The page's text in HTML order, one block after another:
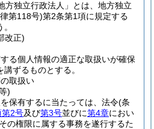
方独立行政法人」とは、地方独立
第118号)第2条第1項に規定する
改正)
る個人情報の適正な取扱いが確保
ずるものとする。
取扱い
)
保有するに当たっては、法令(条
2号及び第3号並びに第4章におい
の権限に属する事務を遂行するた